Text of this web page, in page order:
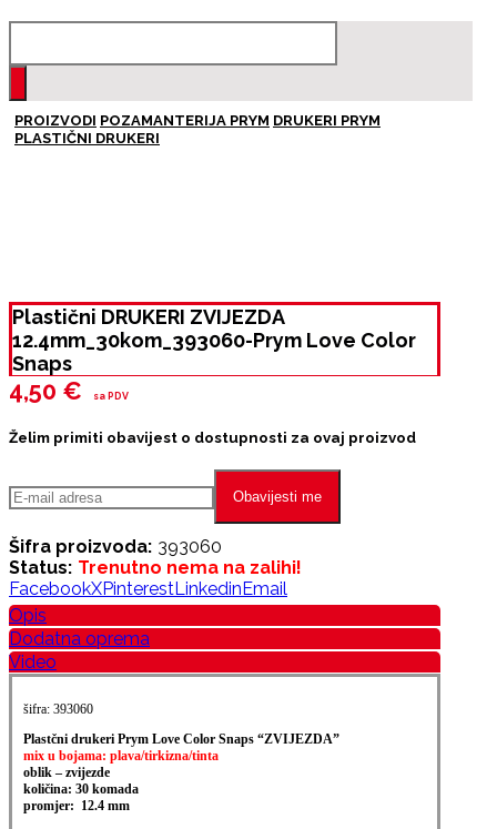
PROIZVODI POZAMANTERIJA PRYM DRUKERI PRYM
PLASTIČNI DRUKERI
Plastični DRUKERI ZVIJEZDA
12.4mm_30kom_393060-Prym Love Color
Snaps
4,50 € sa PDV
Želim primiti obavijest o dostupnosti za ovaj proizvod
Obavijesti me
Šifra proizvoda: 393060
Status: Trenutno nema na zalihi!
FacebookXPinterestLinkedin Email
Opis
Dodatna oprema
Video
šifra: 393060
Plastčni drukeri Prym Love Color Snaps “ZVIJEZDA”
mix u bojama: plava/tirkizna/tinta
oblik – zvijezde
količina: 30 komada
promjer: 12.4 mm